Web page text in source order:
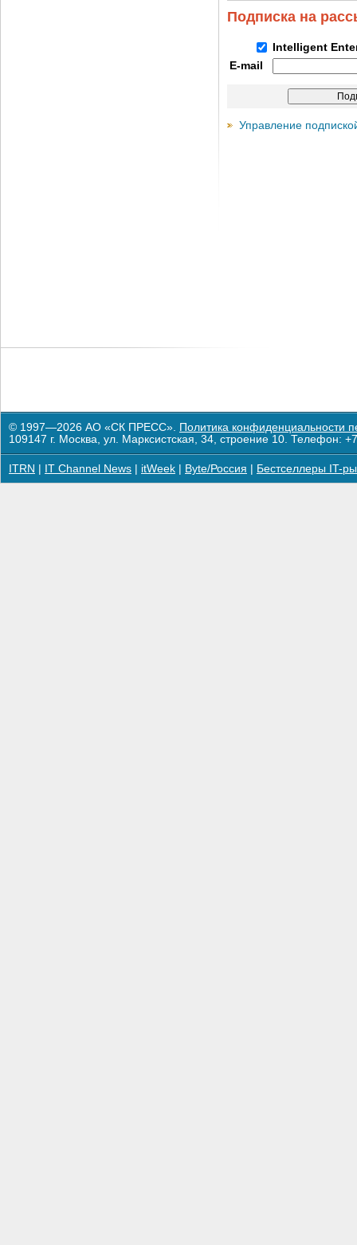
Подписка на
Intelligent
E-mail
Управление
© 1997—2026 АО «СК ПРЕСС». Политика конфиденциальности
109147 г. Москва, ул. Марксистская, 34, строение 10. Телефон:
ITRN IT Channel News itWeek Byte/Россия Бестселлеры IT-